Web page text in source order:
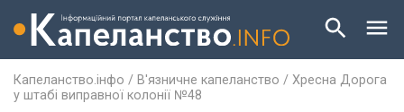
Капеланство.інфо / В'язничне капеланство / Хресна Дорога
у штабі виправної колонії №48